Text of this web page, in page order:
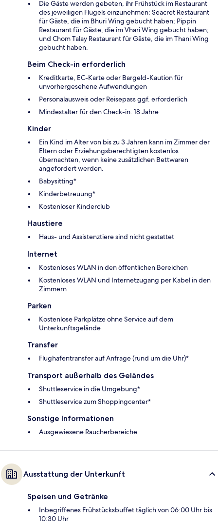
Die Gäste werden gebeten, ihr Frühstück im Restaurant
des jeweiligen Flügels einzunehmen: Seacret Restaurant
für Gäste, die im Bhuri Wing gebucht haben; Pippin
Restaurant für Gäste, die im Vhari Wing gebucht haben;
und Chom Talay Restaurant für Gäste, die im Thani Wing
gebucht haben.
Beim Check-in erforderlich
Kreditkarte, EC-Karte oder Bargeld-Kaution für
unvorhergesehene Aufwendungen
Personalausweis oder Reisepass ggf. erforderlich
Mindestalter für den Check-in: 18 Jahre
Kinder
Ein Kind im Alter von bis zu 3 Jahren kann im Zimmer der
Eltern oder Erziehungsberechtigten kostenlos
übernachten, wenn keine zusätzlichen Bettwaren
angefordert werden.
Babysitting*
Kinderbetreuung*
Kostenloser Kinderclub
Haustiere
Haus- und Assistenztiere sind nicht gestattet
Internet
Kostenloses WLAN in den öffentlichen Bereichen
Kostenloses WLAN und Internetzugang per Kabel in den
Zimmern
Parken
Kostenlose Parkplätze ohne Service auf dem
Unterkunftsgelände
Transfer
Flughafentransfer auf Anfrage (rund um die Uhr)*
Transport außerhalb des Geländes
Shuttleservice in die Umgebung*
Shuttleservice zum Shoppingcenter*
Sonstige Informationen
Ausgewiesene Raucherbereiche
Ausstattung der Unterkunft
Speisen und Getränke
Inbegriffenes Frühstücksbuffet täglich von 06:00 Uhr bis
10:30 Uhr